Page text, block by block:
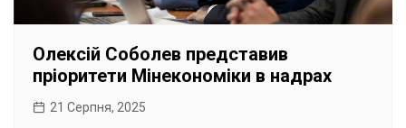
Олексій Соболев представив
пріоритети Мінекономіки в надрах
21 Серпня, 2025